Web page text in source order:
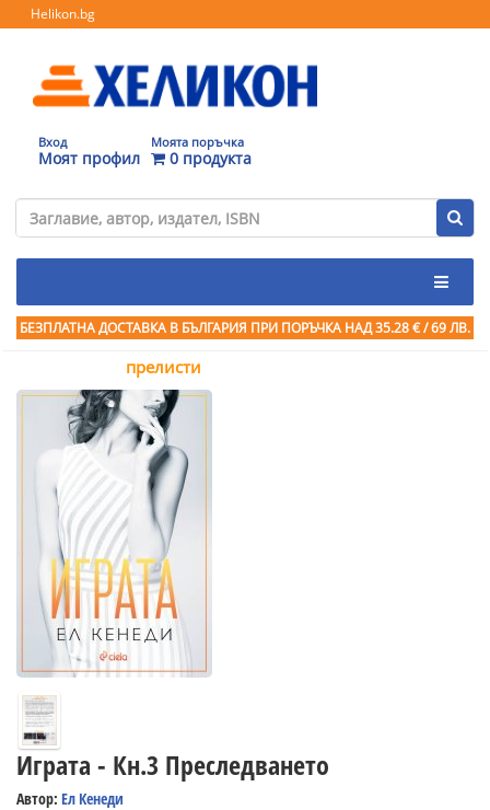
Helikon.bg
Вход
Моят профил
Моята поръчка
0 продукта
БЕЗПЛАТНА ДОСТАВКА В БЪЛГАРИЯ ПРИ ПОРЪЧКА НАД 35.28 € / 69 ЛВ.
прелисти
Играта - Кн.3 Преследването
Автор: Ел Кенеди